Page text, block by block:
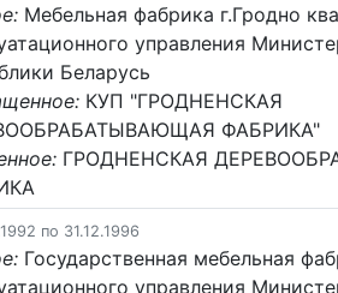
Мебельная фабрика г.Гродно
управления
Беларусь
КУП "ГРОДНЕНСКАЯ
ФАБРИКА"
ГРОДНЕНСКАЯ
по 31.12.1996
Государственная мебельная
управления